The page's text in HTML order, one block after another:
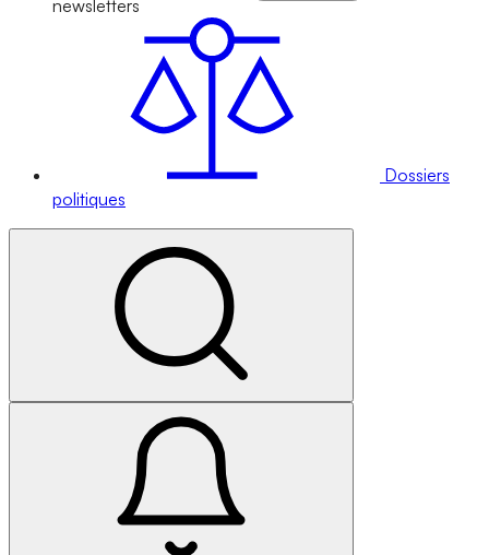
newsletters
Dossiers
politiques